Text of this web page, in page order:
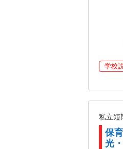
学校
私立短
保
光